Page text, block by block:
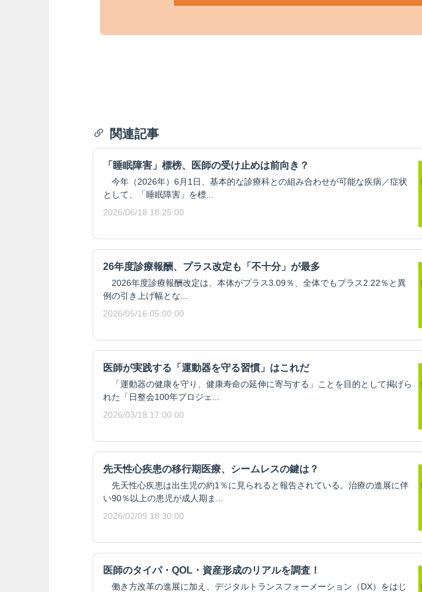
関連記事
「睡眠障害」標榜、医師の受け止めは前向き？
今年（2026年）6月1日、基本的な診療科との組み合わせが可能な疾病／症状
として、「睡眠障害」を標...
2026/06/18 18:25:00
26年度診療報酬、プラス改定も「不十分」が最多
2026年度診療報酬改定は、本体がプラス3.09％、全体でもプラス2.22％と異
例の引き上げ幅とな...
2026/05/16 05:00:00
医師が実践する「運動器を守る習慣」はこれだ
「運動器の健康を守り、健康寿命の延伸に寄与する」ことを目的として掲げら
れた「日整会100年プロジェ...
2026/03/18 17:00:00
先天性心疾患の移行期医療、シームレスの鍵は？
先天性心疾患は出生児の約1％に見られると報告されている。治療の進展に伴
い90％以上の患児が成人期ま...
2026/02/09 18:30:00
医師のタイパ・QOL・資産形成のリアルを調査！
働き方改革の進展に加え、デジタルトランスフォーメーション（DX）をはじ